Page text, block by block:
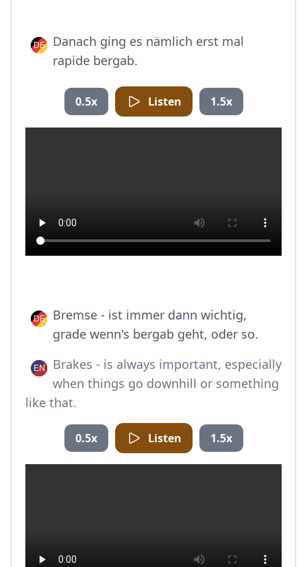
Danach ging es nämlich erst mal
rapide bergab.
0.5x Listen 1.5x
Bremse - ist immer dann wichtig,
grade wenn's bergab geht, oder so.
Brakes - is always important, especially
when things go downhill or something
like that.
0.5x Listen 1.5x